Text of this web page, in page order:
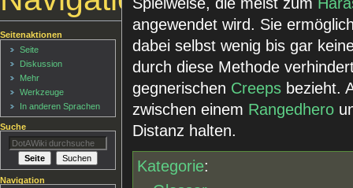
angewendet wird. Sie
dabei selbst wenig bis gar
durch diese Methode
gegnerischen Creeps bezieht.
zwischen einem Rangedhero
Distanz halten.
Kategorie:
Seitenaktionen
Seite
Diskussion
Mehr
Werkzeuge
In anderen Sprachen
Suche
Navigation